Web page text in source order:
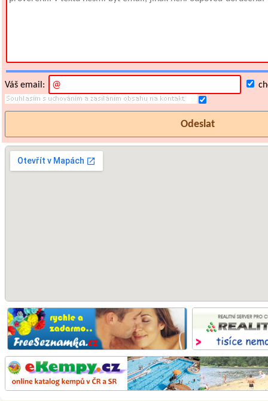
Váš email: